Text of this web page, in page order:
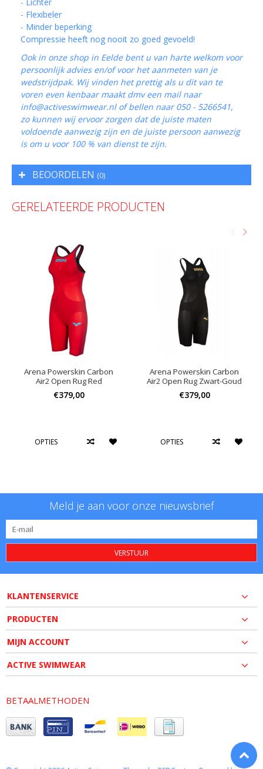
- Flexibeler
- Minder beperking
Compressie heeft nog nooit zo goed gevoeld!
Ook in onze shop in Eelde bent u van harte welkom voor
persoonlijk advies en/of voor het aanmeten van je
wedstrijdpak. Wij vinden het prettig als u dit van te
voren even kenbaar maakt dmv een mail naar
info@activeswimwear.nlof bellen naar 050 - 5266541,
zo kunnen wij ervoor zorgen dat de juiste maten
voldoende aanwezig zijn en de juiste persoon aanwezig
is om u voor 100 % van dienst te zijn.
BEOORDELEN (0)
GERELATEERDE PRODUCTEN
Arena Powerskin Carbon
Air2 Open Rug Red
€379,00
OPTIES
Arena Powerskin Carbon
Air2 Open Rug Zwart-Goud
€379,00
OPTIES
Meld je aan voor onze nieuwsbrief
VERSTUUR
KLANTENSERVICE
PRODUCTEN
MIJN ACCOUNT
ACTIVE SWIMWEAR
BETAALMETHODEN